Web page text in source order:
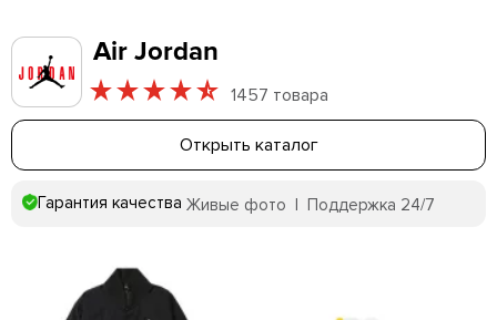
Air Jordan
1457 товара
Открыть каталог
Гарантия качества Живые фото | Поддержка 24/7